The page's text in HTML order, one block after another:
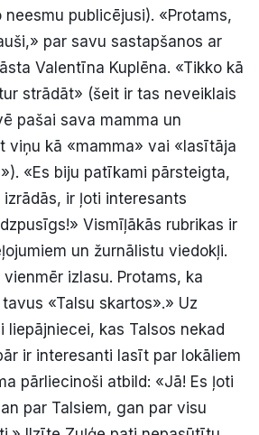
publicējusi). «Protams,
par savu sastapšanos ar
Valentīna Kuplēna. «Tikko kā
strādāt» (šeit ir tas neveiklais
pašai sava mamma un
viņu kā «mamma» vai «lasītāja
«Es biju patīkami pārsteigta,
izrādās, ir ļoti interesants
Vismīļākās rubrikas ir
un žurnālistu viedokļi.
izlasu. Protams, ka
«Talsu skartos».» Uz
kas Talsos nekad
ir interesanti lasīt par lokāliem
pārliecinoši atbild: «Jā! Es ļoti
par Talsiem, gan par visu